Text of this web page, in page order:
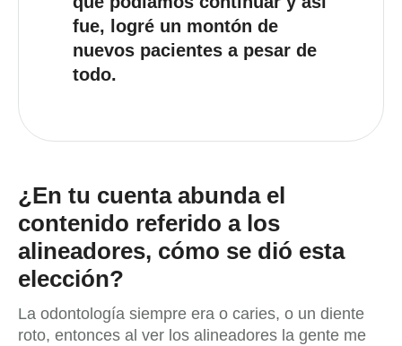
fue, logré un montón de
nuevos pacientes a pesar de
todo.
¿En tu cuenta abunda el
contenido referido a los
alineadores, cómo se dió esta
elección?
La odontología siempre era o caries, o un diente
roto, entonces al ver los alineadores la gente me